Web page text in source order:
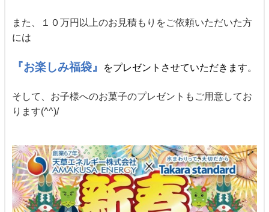
また、１０万円以上のお見積もりをご依頼いただいた方
には
『お楽しみ福袋』 をプレゼントさせていただきます。
そして、お子様へのお菓子のプレゼントもご用意してお
ります(^^)/